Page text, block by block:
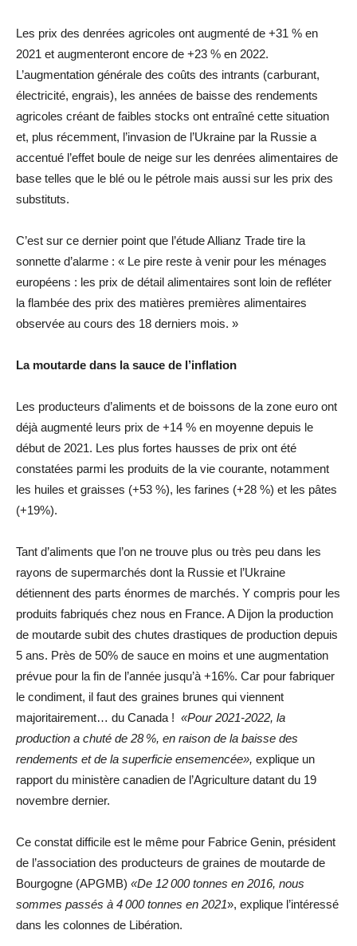
Les prix des denrées agricoles ont augmenté de +31 % en
2021 et augmenteront encore de +23 % en 2022.
L’augmentation générale des coûts des intrants (carburant,
électricité, engrais), les années de baisse des rendements
agricoles créant de faibles stocks ont entraîné cette situation
et, plus récemment, l’invasion de l’Ukraine par la Russie a
accentué l’effet boule de neige sur les denrées alimentaires de
base telles que le blé ou le pétrole mais aussi sur les prix des
substituts.
C’est sur ce dernier point que l’étude Allianz Trade tire la
sonnette d’alarme : « Le pire reste à venir pour les ménages
européens : les prix de détail alimentaires sont loin de refléter
la flambée des prix des matières premières alimentaires
observée au cours des 18 derniers mois. »
La moutarde dans la sauce de l’inflation
Les producteurs d’aliments et de boissons de la zone euro ont
déjà augmenté leurs prix de +14 % en moyenne depuis le
début de 2021. Les plus fortes hausses de prix ont été
constatées parmi les produits de la vie courante, notamment
les huiles et graisses (+53 %), les farines (+28 %) et les pâtes
(+19%).
Tant d’aliments que l’on ne trouve plus ou très peu dans les
rayons de supermarchés dont la Russie et l’Ukraine
détiennent des parts énormes de marchés. Y compris pour les
produits fabriqués chez nous en France. A Dijon la production
de moutarde subit des chutes drastiques de production depuis
5 ans. Près de 50% de sauce en moins et une augmentation
prévue pour la fin de l’année jusqu’à +16%. Car pour fabriquer
le condiment, il faut des graines brunes qui viennent
majoritairement… du Canada ! «Pour 2021-2022, la
production a chuté de 28 %, en raison de la baisse des
rendements et de la superficie ensemencée», explique un
rapport du ministère canadien de l’Agriculture datant du 19
novembre dernier.
Ce constat difficile est le même pour Fabrice Genin, président
de l’association des producteurs de graines de moutarde de
Bourgogne (APGMB) «De 12 000 tonnes en 2016, nous
sommes passés à 4 000 tonnes en 2021», explique l’intéressé
dans les colonnes de Libération.